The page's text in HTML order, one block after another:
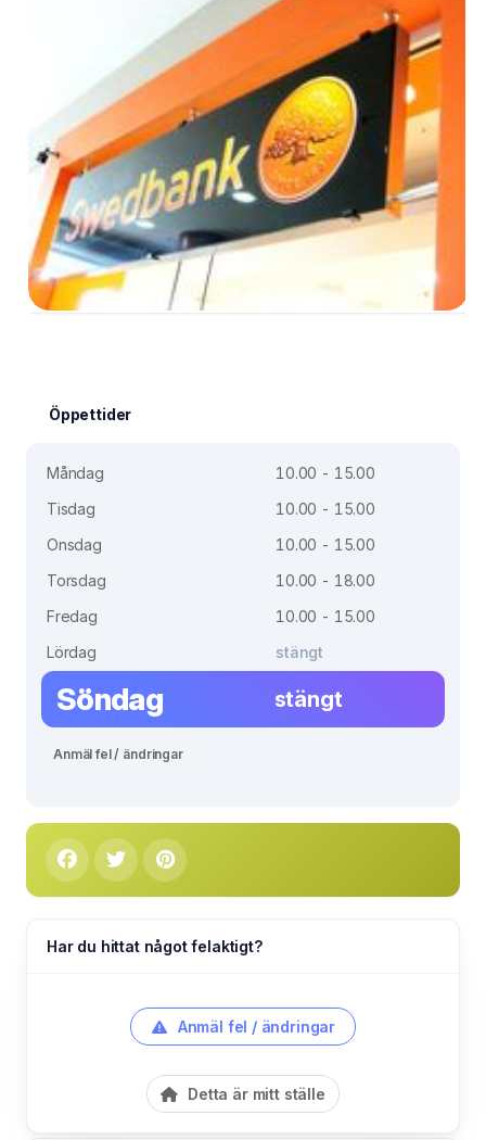
Öppettider
Måndag
10.00 - 15.00
Tisdag
10.00 - 15.00
Onsdag
10.00 - 15.00
Torsdag
10.00 - 18.00
Fredag
10.00 - 15.00
Lördag
stängt
Söndag stängt
Anmäl fel / ändringar
Har du hittat något felaktigt?
Anmäl fel / ändringar
Detta är mitt ställe